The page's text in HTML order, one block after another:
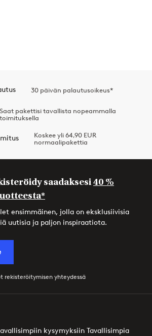
30 päivän palautusoikeus*
Saat pakettisi tavallista nopeammalla
toimituksella
Koskee yli 64,90 EUR
normaalipakettia
saadaksesi40 %
ensimmäinen, jolla on eksklusiivisia
uutisia ja paljon inspiraatiota.
rekisteröitymisen yhteydessä
kysymyksiin Tavallisimpia